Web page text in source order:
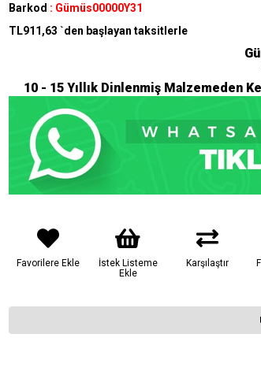
Barkod : Gümüs00000Y31
TL911,63 `den başlayan taksitlerle
10 - 15 Yıllık Dinlenmiş Malzemeden
Favorilere Ekle
İstek Listeme
Ekle
Karşılaştır